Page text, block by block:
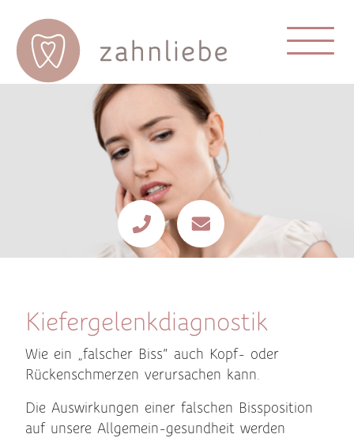
Kiefergelenkdiagnostik
Wie ein „falscher Biss“ auch Kopf- oder
Rückenschmerzen verursachen kann.
Die Auswirkungen einer falschen Bissposition
auf unsere Allgemein-gesundheit werden